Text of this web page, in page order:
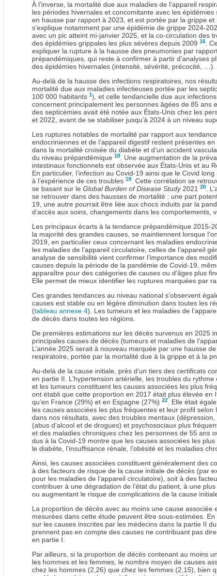
À l’inverse, la mortalité due aux maladies de l’appareil
les périodes hivernales et concomitante avec les
en hausse par rapport à 2023, et est portée par la grippe
s’explique notamment par une épidémie de grippe 2024-
avec un pic atteint mi-janvier 2025, et la co-circulation des
des épidémies grippales les plus sévères depuis 2009 16.
expliquer la rupture à la hausse des pneumonies par
prépandémiques, qui reste à confirmer à partir d’analyses
des épidémies hivernales (intensité, sévérité, précocité, …).
Au-delà de la hausse des infections respiratoires, nos
mortalité due aux maladies infectieuses portée par les
100 000 habitants 1), et celle tendancielle due aux
concernent principalement les personnes âgées de 85 ans
des septicémies avait été notée aux États-Unis chez les
et 2022, avant de se stabiliser jusqu’à 2024 à un niveau
Les ruptures notables de mortalité par rapport aux
endocriniennes et de l’appareil digestif restent présentes
dans la mortalité croisée du diabète et d’un accident
du niveau prépandémique 18. Une augmentation de la
intestinaux fonctionnels est observée aux États‑Unis et au
En particulier, l’infection au Covid-19 ainsi que le Covid
à l’expérience de ces troubles 19. Cette corrélation se
se basant sur le Global Burden of Disease Study2021 20.
se retrouver dans des hausses de mortalité : une part
19, une autre pourrait être liée aux chocs induits par la
d’accès aux soins, changements dans les comportements,
Les principaux écarts à la tendance prépandémique 2015-
la majorité des grandes causes, se maintiennent lorsque
2019, en particulier ceux concernant les maladies
les maladies de l’appareil circulatoire, celles de l’appareil
analyse de sensibilité vient confirmer l’importance des
causes depuis la période de la pandémie de Covid‑19,
apparaître pour des catégories de causes ou d’âges plus
Elle permet de mieux identifier les ruptures marquées par
Ces grandes tendances au niveau national s’observent
causes est stable ou en légère diminution dans toutes les
(tableau annexe 4). Les tumeurs et les maladies de
de décès dans toutes les régions.
De premières estimations sur les décès survenus en 2025
principales causes de décès (tumeurs et maladies de
L’année 2025 serait à nouveau marquée par une hausse
respiratoire, portée par la mortalité due à la grippe et à la
Au-delà de la cause initiale, près d’un tiers des certificats
en partie II. L’hypertension artérielle, les troubles du
et les tumeurs constituent les causes associées les plus
ont établi que cette proportion en 2017 était plus élevée en
qu’en France (29%) et en Espagne (27%) 22. Elle était
les causes associées les plus fréquentes et leur profil selon
dans nos résultats, avec des troubles mentaux
(abus d’alcool et de drogues) et psychosociaux plus
et des maladies chroniques chez les personnes de 55 ans
dus à la Covid-19 montre que les causes associées les
le diabète, l’insuffisance rénale, l’obésité et les maladies
Ainsi, les causes associées constituent généralement des
à des facteurs de risque de la cause initiale de décès (par
pour les maladies de l’appareil circulatoire), soit à des
contribuer à une dégradation de l’état du patient, à une
ou augmentant le risque de complications de la cause
La proportion de décès avec au moins une cause
mesurées dans cette étude peuvent être sous-estimées.
sur les causes inscrites par les médecins dans la partie II
prennent pas en compte des causes ne contribuant pas
en partie I.
Par ailleurs, si la proportion de décès contenant au moins
les hommes et les femmes, le nombre moyen de causes
chez les hommes (2,26) que chez les femmes (2,15), bien